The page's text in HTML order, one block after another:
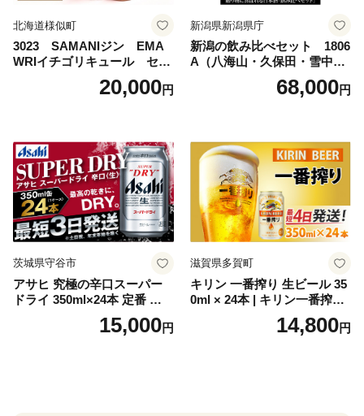
北海道様似町
3023 SAMANIジン EMA
WRIイチゴリキュール セッ
ト（箱入り）【大人の味 酒
お酒 洋酒 スピリッツ クラフ
セット 詰め合わせ カクテル
ソーダ割り アルコール ロッ
ク ソーダ ジントニック 】
20,000円
新潟県新潟県庁
新潟の飲み比べセット 1806
A（八海山・久保田・雪中
梅・越乃寒梅・かたふね・千
68,000円
茨城県守谷市
アサヒ 究極の辛口スーパー
ドライ 350ml×24本 定番 ビー
ル 缶ビール 酒 お酒 アルコー
15,000円
滋賀県多賀町
キリン 一番搾り 生ビール 35
0ml × 24本 | キリン一番搾り
キリンビール 一番搾り ビー
ル 24缶 きりんいちばんしぼ
14,800円